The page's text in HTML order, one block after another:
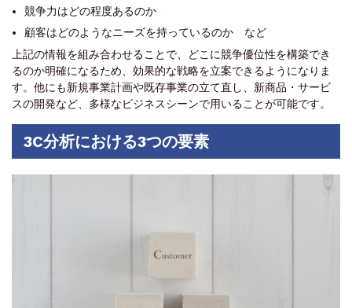
競争力はどの程度あるのか
顧客はどのようなニーズを持っているのか など
上記の情報を組み合わせることで、どこに競争優位性を構築でき
るのか明確になるため、効果的な戦略を立案できるようになりま
す。他にも新規事業計画や既存事業の立て直し、新商品・サービ
スの開発など、多様なビジネスシーンで用いることが可能です。
3C分析における3つの要素